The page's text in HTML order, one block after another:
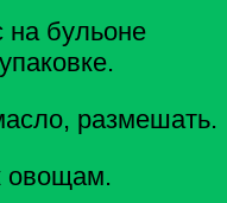
на бульоне
размешать.
овощам.